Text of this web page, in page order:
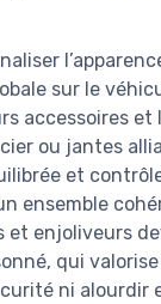
sur le
accessoires et
ou jantes
et
ensemble
et enjoliveurs
qui
ni alourdir